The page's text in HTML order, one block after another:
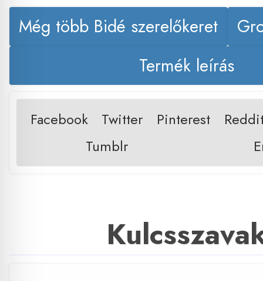
Még több Bidé szerelőkeret
Termék leírás
Facebook Twitter Pinterest
Tumblr